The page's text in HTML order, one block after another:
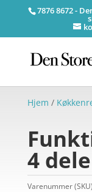
7876 8672 -
Hjem /
4 dele
Varenummer